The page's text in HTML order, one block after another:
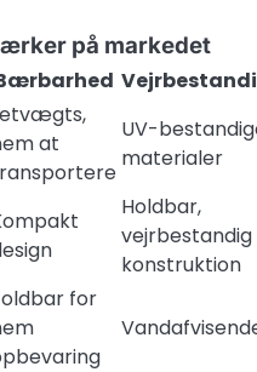
på markedet
at
UV-
materialer
Holdbar,
vejrbestandig
konstruktion
for